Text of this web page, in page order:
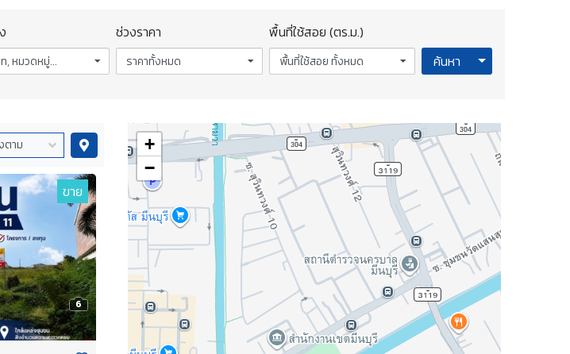
, หมวดหมู่...
ช่วงราคา
ราคาทั้งหมด
พื้นที่ใช้สอย (ตร.ม.)
พื้นที่ใช้สอย ทั้งหมด ค้นหา Toggle
6
ขาย
+
−